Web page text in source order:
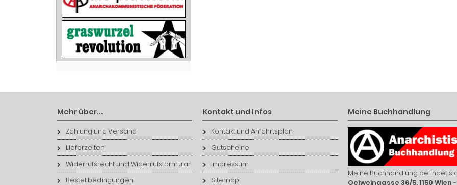
Mehr über...
Zahlung und Versand
Lieferzeiten
Widerrufsrecht und Widerrufsformular
Bestellbedingungen
Kontakt und Infos
Kontakt und Anfahrtsplan
Gutscheine
Impressum
Sitemap
Meine Buchhandlung
Meine Buchhandlung befindet
Oelweingasse 36/5, 1150 Wien-